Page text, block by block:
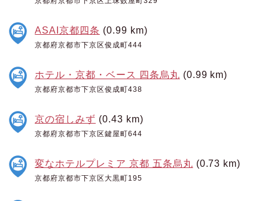
ASAI京都四条 (0.99 km)
京都府京都市下京区俊成町444
ホテル・京都・ベース 四条烏丸 (0.99 km)
京都府京都市下京区俊成町438
京の宿しみず (0.43 km)
京都府京都市下京区鍵屋町644
変なホテルプレミア 京都 五条烏丸 (0.73 km)
京都府京都市下京区大黒町195